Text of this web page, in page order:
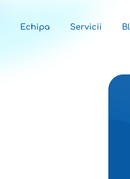
Echipa Servicii